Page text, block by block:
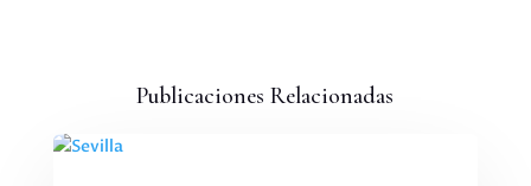
Publicaciones Relacionadas